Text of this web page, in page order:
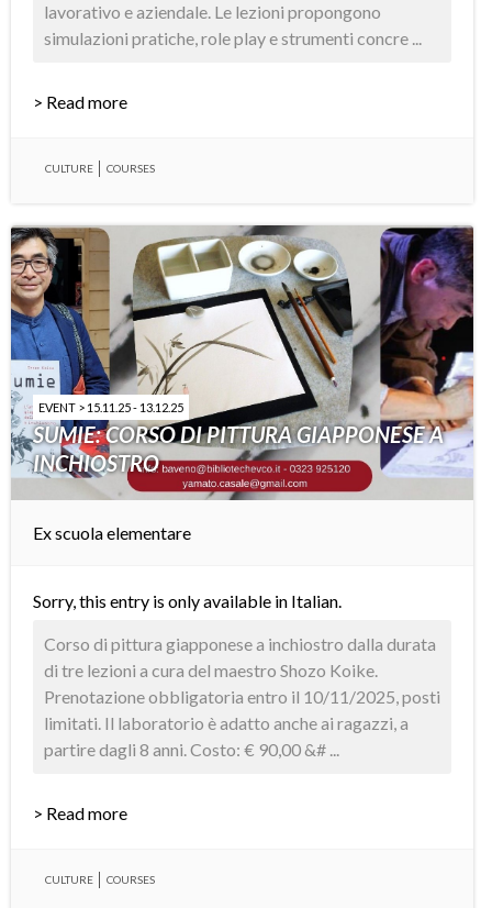
lavorativo e aziendale. Le lezioni propongono
simulazioni pratiche, role play e strumenti concre ...
> Read more
CULTURE COURSES
EVENT > 15.11.25 - 13.12.25
SUMIE: CORSO DI PITTURA GIAPPONESE A
INCHIOSTRO
Ex scuola elementare
Sorry, this entry is only available in Italian.
Corso di pittura giapponese a inchiostro dalla durata
di tre lezioni a cura del maestro Shozo Koike.
Prenotazione obbligatoria entro il 10/11/2025, posti
limitati. Il laboratorio è adatto anche ai ragazzi, a
partire dagli 8 anni. Costo: € 90,00 &# ...
> Read more
CULTURE COURSES